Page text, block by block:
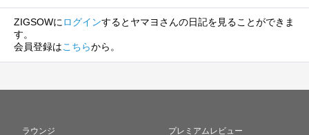
ZIGSOWにログインするとヤマヨさんの日記を見ることができま
す。
会員登録はこちらから。
ラウンジ プレミアムレビュー